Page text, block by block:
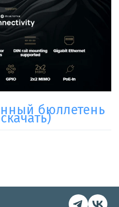
бюллетень